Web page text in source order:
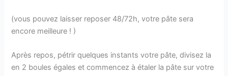
(vous pouvez laisser reposer 48/72h, votre pâte sera
encore meilleure ! )
Après repos, pétrir quelques instants votre pâte, divisez la
en 2 boules égales et commencez à étaler la pâte sur votre